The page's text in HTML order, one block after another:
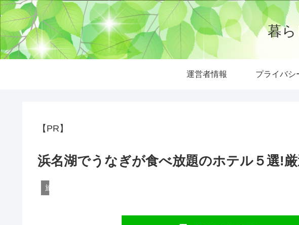
暮
運営者情報 プライバシ
【PR】
浜名湖でうなぎが食べ放題のホテル５選!
旅行